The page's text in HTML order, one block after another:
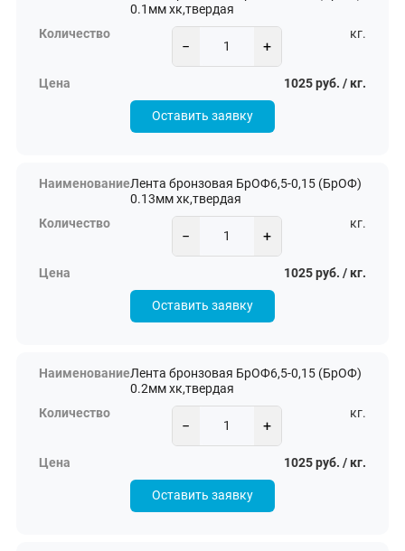
0.1мм хк,твердая
− +
кг.
1025 руб. / кг.
Оставить заявку
Лента бронзовая БрОФ6,5-0,15 (БрОФ)
0.13мм хк,твердая
− +
кг.
1025 руб. / кг.
Оставить заявку
Лента бронзовая БрОФ6,5-0,15 (БрОФ)
0.2мм хк,твердая
− +
кг.
1025 руб. / кг.
Оставить заявку